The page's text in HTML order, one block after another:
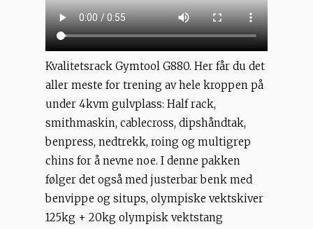
Kvalitetsrack Gymtool G880. Her får du det
aller meste for trening av hele kroppen på
under 4kvm gulvplass: Half rack,
smithmaskin, cablecross, dipshåndtak,
benpress, nedtrekk, roing og multigrep
chins for å nevne noe. I denne pakken
følger det også med justerbar benk med
benvippe og situps, olympiske vektskiver
125kg + 20kg olympisk vektstang